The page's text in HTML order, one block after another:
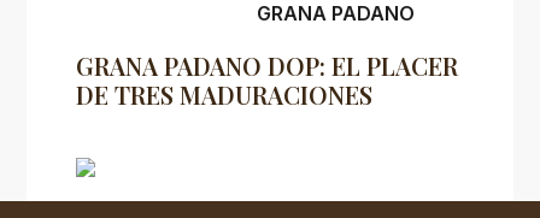
GRANA PADANO DOP: EL PLACER
DE TRES MADURACIONES
GRANA PADANO